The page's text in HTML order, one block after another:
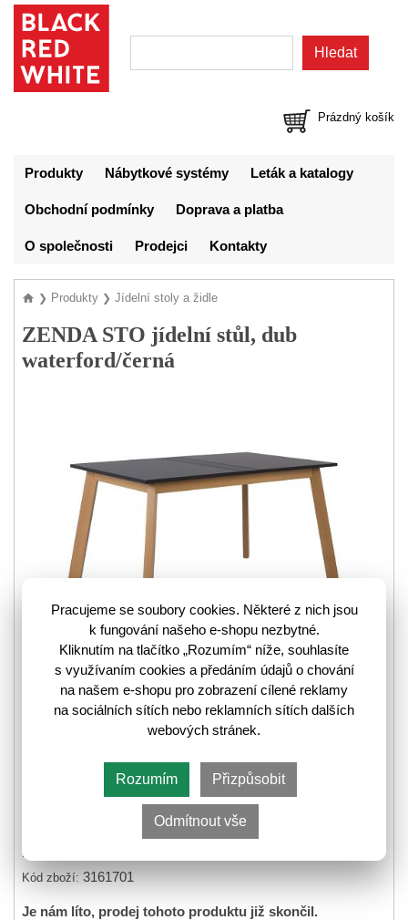
Prázdný košík
Produkty Nábytkové systémy Leták a katalogy
Obchodní podmínky Doprava a platba
O společnosti Prodejci Kontakty
❯ Produkty ❯ Jídelní stoly a židle
ZENDA STO jídelní stůl, dub
waterford/černá
VYPRODÁNO
pozornost díky jednoduchému zpracování a kontrastnímu
Kód zboží: 3161701
Je nám líto, prodej tohoto produktu již skončil.
Pracujeme se soubory cookies. Některé z nich jsou
k fungování našeho e-shopu nezbytné.
Kliknutím na tlačítko „Rozumím“ níže, souhlasíte
s využívaním cookies a předáním údajů o chování
na našem e-shopu pro zobrazení cílené reklamy
na sociálních sítích nebo reklamních sítích dalších
webových stránek.
Rozumím Přizpůsobit
Odmítnout vše